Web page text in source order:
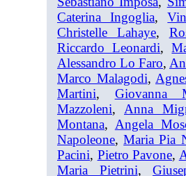
Caterina Ingoglia,
Christelle Lahaye,
Riccardo Leonardi,
Alessandro Lo Faro,
Marco Malagodi,
Martini, Giovanna
Mazzoleni, Anna
Montana, Angela
Napoleone,Maria Pia
Pacini, Pietro Pavone,
Maria Pietrini,